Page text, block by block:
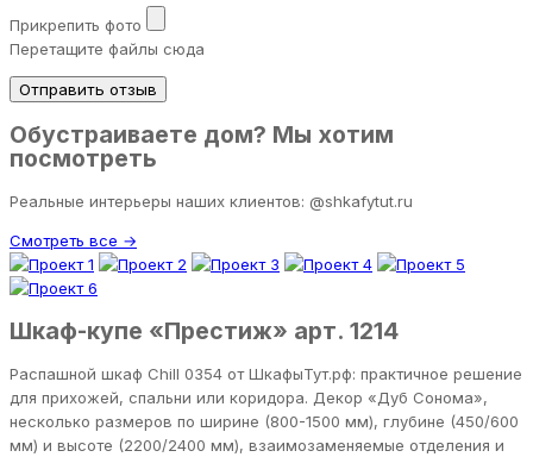
Прикрепить фото
Перетащите файлы сюда
Отправить отзыв
Обустраиваете дом? Мы хотим
посмотреть
Реальные интерьеры наших клиентов: @shkafytut.ru
Смотреть все →
Шкаф-купе «Престиж» арт. 1214
Распашной шкаф Chill 0354 от ШкафыТут.рф: практичное решение
для прихожей, спальни или коридора. Декор «Дуб Сонома»,
несколько размеров по ширине (800-1500 мм), глубине (450/600
мм) и высоте (2200/2400 мм), взаимозаменяемые отделения и